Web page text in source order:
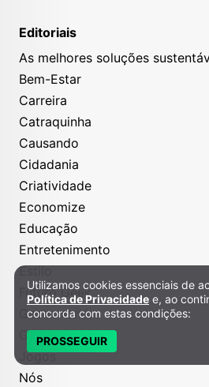
Editoriais
As melhores soluções
Bem-Estar
Carreira
Catraquinha
Causando
Cidadania
Criatividade
Economize
Educação
Entretenimento
Estilo
Futuro Geek
Gastronomia
Grana
Jogos
Nós
Política de Privacidade e Cookies
Utilizamos cookies essenciais de
Política de Privacidade e, ao
concorda com estas condições:
PROSSEGUIR